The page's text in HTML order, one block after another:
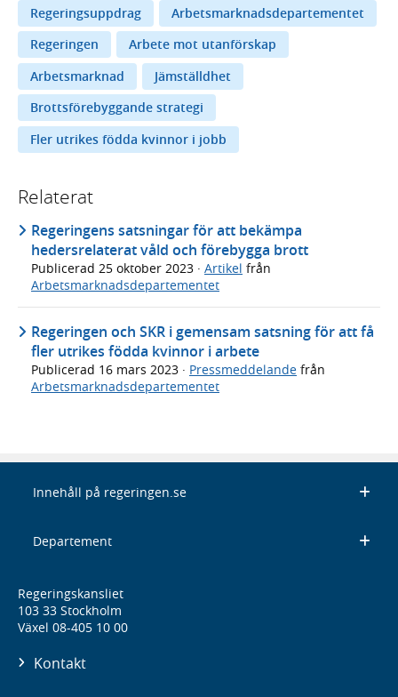
Regeringsuppdrag
Arbetsmarknadsdepartementet
Regeringen
Arbete mot utanförskap
Arbetsmarknad
Jämställdhet
Brottsförebyggande strategi
Fler utrikes födda kvinnor i jobb
Relaterat
Regeringens satsningar för att bekämpa
hedersrelaterat våld och förebygga brott
Publicerad 25 oktober 2023 · Artikel från
Arbetsmarknadsdepartementet
Regeringen och SKR i gemensam satsning för att få
fler utrikes födda kvinnor i arbete
Publicerad 16 mars 2023 · Pressmeddelande från
Arbetsmarknadsdepartementet
Innehåll på regeringen.se
Departement
Regeringskansliet
103 33 Stockholm
Växel 08-405 10 00
Kontakt